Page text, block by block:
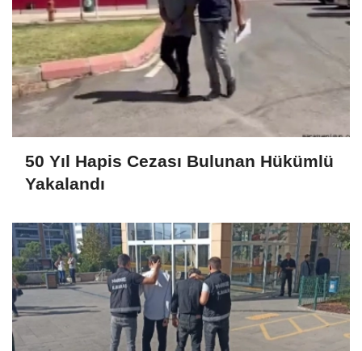
50 Yıl Hapis Cezası Bulunan Hükümlü
Yakalandı